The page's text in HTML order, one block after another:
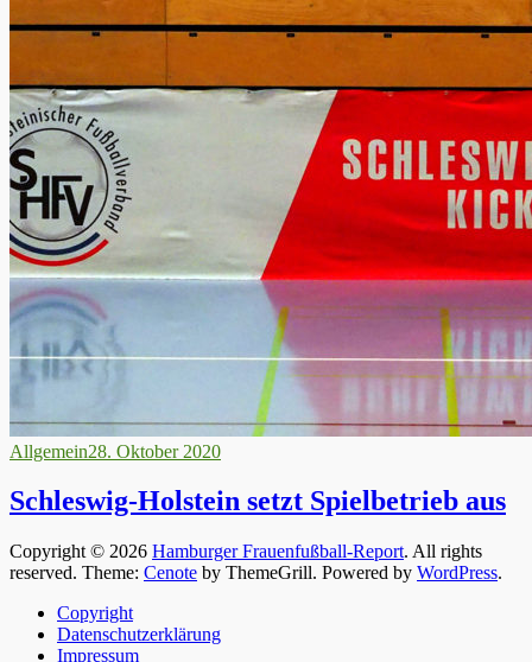
Allgemein28. Oktober 2020
Schleswig-Holstein setzt Spielbetrieb aus
Copyright © 2026 Hamburger Frauenfußball-Report. All rights
reserved. Theme: Cenote by ThemeGrill. Powered by WordPress.
Copyright
Datenschutzerklärung
Impressum